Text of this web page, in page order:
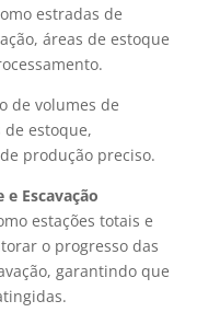
estradas de
áreas de estoque
de volumes de
estoque,
produção preciso.
Escavação
estações totais e
o progresso das
garantindo que